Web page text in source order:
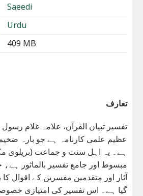
Saeedi
Urdu
409 MB
تعارف
تفسیر تبیان القرآن، علامہ غلام
عظیم علمی کارنامہ ہے جو بارہ
ہے۔ یہ اہل سنت و جماعت (بریلوی
مبسوط اور جامع تفسیر بالماثور
آثار اور متقدمین مفسرین کے اقوال کا
گیا ہے۔ اس تفسیر کی امتیازی